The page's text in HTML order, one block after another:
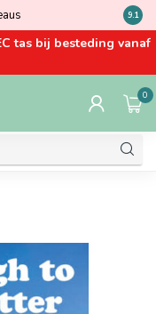
Kom
9.1
tas bij besteding vanaf
0